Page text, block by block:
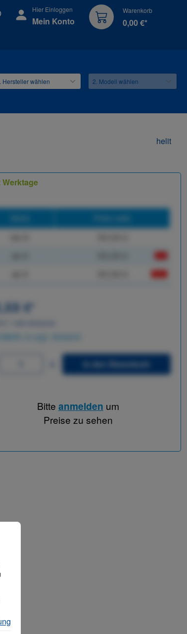
Du hast 0 Produkte auf dem Merkzettel
Hier Einloggen
Mein Konto
Warenkorb
0,00 €*
helit
Werktage
€
In den Warenkorb
Bitte anmelden um
Preise zu sehen
Informationen ...